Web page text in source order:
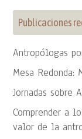
Publicaciones
Antropólogas
Mesa Redonda:
Jornadas sobre
Comprender a
valor de la